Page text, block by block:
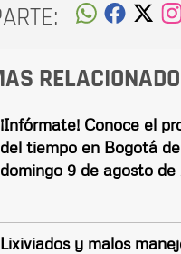
¡Infórmate! Conoce el
del tiempo en Bogotá
domingo 9 de agosto de
Lixiviados y malos